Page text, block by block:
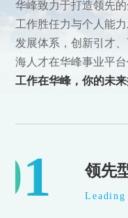
华峰致力于打造领先
工作胜任力与个人能
发展体系，创新引才
海人才在华峰事业平台
工作在华峰，你的未来
领先
Leading